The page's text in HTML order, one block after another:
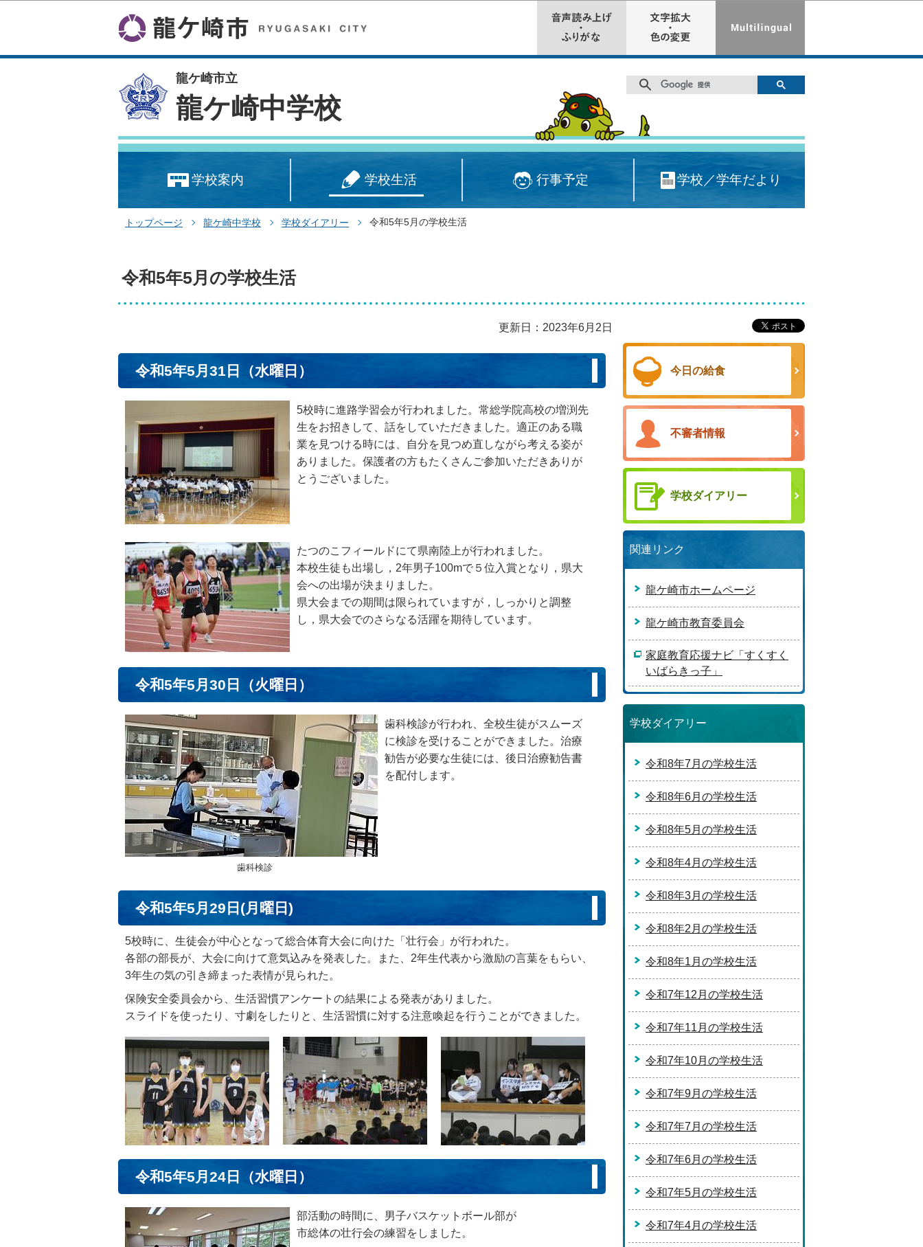
龍ケ崎市立
龍ケ崎中学校
学校案内 学校生活 行事予定 学校／学年だより
トップページ 龍ケ崎中学校 学校ダイアリー 令和5年5月の学校生活
令和5年5月の学校生活
更新日：2023年6月2日
令和5年5月31日（水曜日）
5校時に進路学習会が行われました。常総学院高校の増渕先
生をお招きして、話をしていただきました。適正のある職
業を見つける時には、自分を見つめ直しながら考える姿が
ありました。保護者の方もたくさんご参加いただきありが
とうございました。
たつのこフィールドにて県南陸上が行われました。
本校生徒も出場し，2年男子100mで５位入賞となり，県大
会への出場が決まりました。
県大会までの期間は限られていますが，しっかりと調整
し，県大会でのさらなる活躍を期待しています。
令和5年5月30日（火曜日）
歯科検診
歯科検診が行われ、全校生徒がスムーズ
に検診を受けることができました。治療
勧告が必要な生徒には、後日治療勧告書
を配付します。
令和5年5月29日(月曜日)
5校時に、生徒会が中心となって総合体育大会に向けた「壮行会」が行われた。
各部の部長が、大会に向けて意気込みを発表した。また、2年生代表から激励の言葉をもらい、
3年生の気の引き締まった表情が見られた。
保険安全委員会から、生活習慣アンケートの結果による発表がありました。
スライドを使ったり、寸劇をしたりと、生活習慣に対する注意喚起を行うことができました。
令和5年5月24日（水曜日）
部活動の時間に、男子バスケットボール部が
市総体の壮行会の練習をしました。
今日の給食
不審者情報
学校ダイアリー
関連リンク
龍ケ崎市ホームページ
龍ケ崎市教育委員会
家庭教育応援ナビ「すくすく
いばらきっ子」
学校ダイアリー
令和8年7月の学校生活
令和8年6月の学校生活
令和8年5月の学校生活
令和8年4月の学校生活
令和8年3月の学校生活
令和8年2月の学校生活
令和8年1月の学校生活
令和7年12月の学校生活
令和7年11月の学校生活
令和7年10月の学校生活
令和7年9月の学校生活
令和7年7月の学校生活
令和7年6月の学校生活
令和7年5月の学校生活
令和7年4月の学校生活